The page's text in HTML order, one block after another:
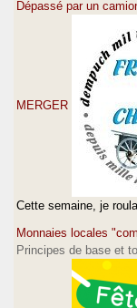
Dépassé par un
MERGER
Cette semaine, je
Monnaies locales
Principes de base et